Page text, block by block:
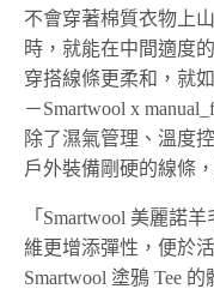
不會穿著棉質衣物上
時，就能在中間適度
穿搭線條更柔和，就
－Smartwool x
除了濕氣管理、溫度
戶外裝備剛硬的線條
「Smartwool 美麗諾
維更增添彈性，便於
Smartwool 塗鴉 Tee